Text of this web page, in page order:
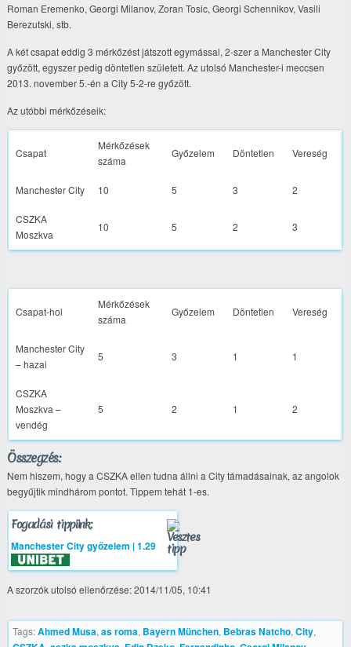
Roman Eremenko, Georgi Milanov, Zoran Tosic, Georgi Schennikov, Vasili
Berezutski, stb.
A két csapat eddig 3 mérkőzést játszott egymással, 2-szer a Manchester City
győzött, egyszer pedig döntetlen született. Az utolsó Manchester-i meccsen
2013. november 5.-én a City 5-2-re győzött.
Az utóbbi mérkőzéseik:
Csapat
Mérkőzések
száma
Győzelem Döntetlen Vereség
Manchester City 10 5 3 2
CSZKA
Moszkva
10 5 2 3
Csapat-hol
Mérkőzések
száma
Győzelem Döntetlen Vereség
Manchester City
– hazai
5 3 1 1
CSZKA
Moszkva –
vendég
5 2 1 2
Összegzés:
Nem hiszem, hogy a CSZKA ellen tudna állni a City támadásainak, az angolok
begyűjtik mindhárom pontot. Tippem tehát 1-es.
Fogadási tippünk:
Manchester City győzelem | 1.29
A szorzók utolsó ellenőrzése: 2014/11/05, 10:41
Tags:Ahmed Musa, as roma, Bayern München, Bebras Natcho, City,